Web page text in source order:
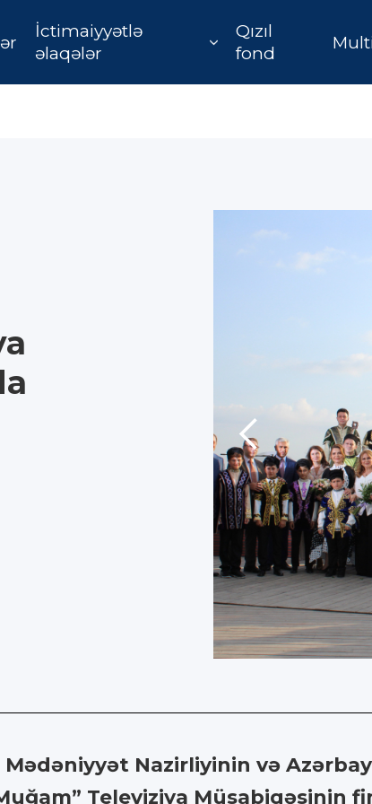
İctimaiyyətlə
əlaqələr
Qızıl
fond
Nazirliyinin və
Televiziya Müsabiqəsinin